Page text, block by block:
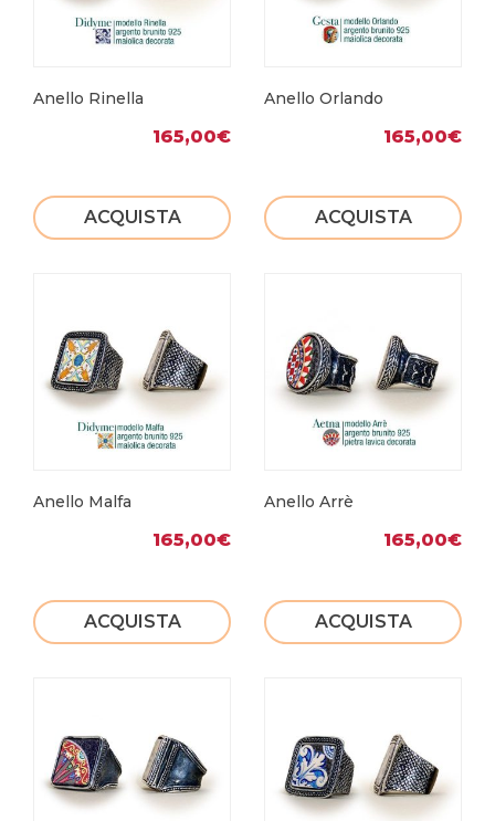
Anello Rinella
165,00€
ACQUISTA
Anello Orlando
165,00€
ACQUISTA
Anello Malfa
165,00€
ACQUISTA
Anello Arrè
165,00€
ACQUISTA